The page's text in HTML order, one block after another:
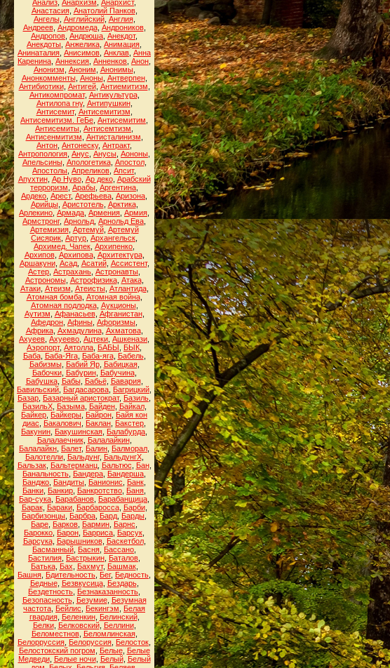
Анализ Анархизм Анархист,
Анастасия, Анатолий Панков,
Ангелы, Английский, Англия,
Андреев, Андромеда, Андроников,
Андропов Андрюша Анекдот,
Анекдоты Анжелика Анимация
Анинаталия Анисимов Анклав Анна
Каренина Аннексия Анненков Анон
Анонизм Аноним Анонимы,
Анонкомменты, Аноны, Антверпен,
Антибиотики, Антигей, Антиемитизм
Антикомпромат, Антикультура,
Антилопа гну, Антипушкин,
Антисемит, Антисемитизм
Антисемитизм. ГеБе Антисемитим
Антисемиты Антисемтизм
Антисенмитизм Антисталинизм
Антон Антонеску, Антракт,
Антропология Анус Анусы Аононы
Апельсины, Апологетика, Апостол,
Апостолы Апреликов Апсит,
Апухтин, Ар Нуво, Ар деко, Арабский
терроризм Арабы Аргентина
Ардеко Арест, Арефьева Аризона
Арийцы, Аристотель, Арктика,
Арлекино Армада Армения Армия
Армстронг, Арнольд Арнольд Ева
Артемизия, Артемуй, Артемуй
Сисярик Артур Архангельск
Архимед. Чапек Архипенко
Архипов, Архипова, Архитектура,
Аршакуни, Асад, Асатий, Ассистент,
Астер Астрахань Астронавты
Астрономы, Астрофизика, Атака,
Атаки, Атеизм Атеисты, Атлантида,
Атомная бомба, Атомная война,
Атомная подлодка, Аукционы,
Аутизм Афанасьев, Афганистан,
Афедрон Афины Афоризмы
Африка, Ахмадулина, Ахматова,
Ахуеев Ахуеево Ацтеки Ашкенази
Аэропорт, Аятолла БАБЫ БЫК
Баба, Баба-Яга, Баба-яга, Бабель,
Бабизмы, Бабий Яр, Бабицкая,
Бабочки, Бабурин, Бабучина,
Бабушка, Бабы, Бабьё, Бавария,
Бавильский Багдасарова Багрицкий
Базар Базарный аристократ, Базиль
БазильХ, Базыма, Байден, Байкал,
Байкер Байкеры Байрон Байя кон
диас
Бакалович Баклан Бакстер
Бакунин Бакушинская Балабурда
Балалаечник, Балалайкин,
Балалайкн Балет, Балин Балморал
Балотелли, Бальдунг, БальдунгХ,
Бальзак, Бальтерманц, Бальтюс Бан,
Банальность Бандера Бандерша
Банджо Бандиты Банионис Банк
Банки Банкир Банкротство Баня
Бар-сука Барабанов Барабанщица
Барак, Бараки, Барбаросса, Барби,
Барбизонцы Барбра Бард Барды
Баре Барков Бармин Барнс
Барокко Барон Барриса Барсук
Барсука, Барышников, Баскетбол,
Басманный Басня Бассано
Бастилия Бастрыкин Баталов
Батька, Бах Бахмут, Башмак,
Башня Бдительность Бег, Бедность
Бедные, Безвкусица, Бездарь,
Бездетность Безнаказанность
Безопасность, Безумие, Безумная
частота Бейлис Бекингэм
Белая
гвардия, Беленкин, Белинский,
Белки, Белковский, Беллини,
Беломестнов, Беломлинская,
Белорруссия Белоруссия Белосток
Белостокский погром
Белые, Белые
Медведи, Белые ночи, Белый, Белый